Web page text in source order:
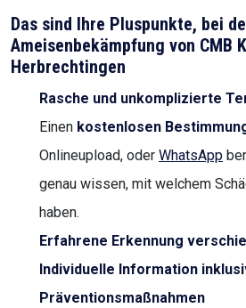
Das sind Ihre Pluspunkte, bei
Ameisenbekämpfung von CMB
Herbrechtingen
Rasche und unkomplizierte
Einen kostenlosen
Onlineupload, oder WhatsApp
genau wissen, mit welchem
haben.
Erfahrene Erkennung
Individuelle Information
Präventionsmaßnahmen